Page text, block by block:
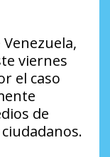
viernes
el caso
de